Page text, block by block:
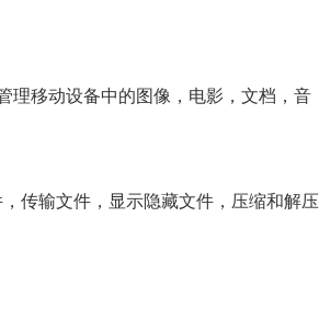
理移动设备中的图像，电影，文档，音
传输文件，显示隐藏文件，压缩和解压